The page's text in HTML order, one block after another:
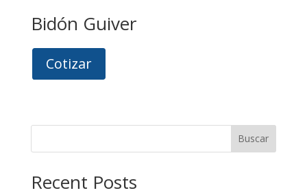
Bidón Guiver
Cotizar
Buscar
Recent Posts